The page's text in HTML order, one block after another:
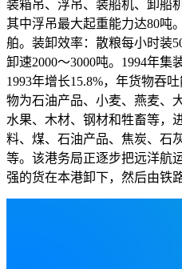
装箱吊、浮吊、装船机、卸船
其中浮吊最大起重能力达80吨
舶。装卸效率：散粮每小时装
卸速2000～3000吨。1994年集
1993年增长15.8%，年货物吞
物为石油产品、小麦、燕麦、
水果、木材、钢材和牲畜等，
料、煤、石油产品、焦炭、石
等。该港务局正逐步把远洋航
强的货在本港卸下，然后由铁